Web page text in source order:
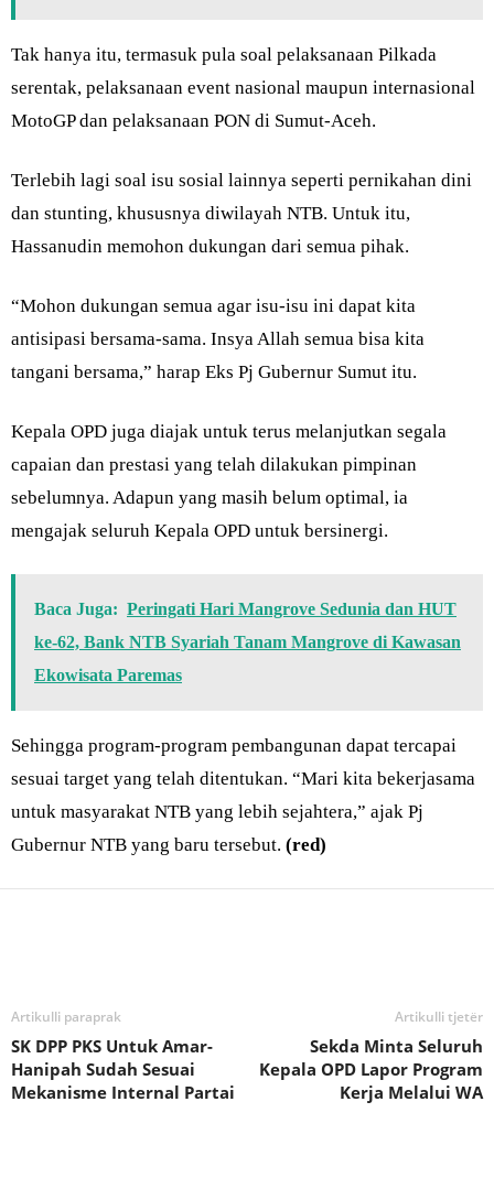
Tak hanya itu, termasuk pula soal pelaksanaan Pilkada
serentak, pelaksanaan event nasional maupun internasional
MotoGP dan pelaksanaan PON di Sumut-Aceh.
Terlebih lagi soal isu sosial lainnya seperti pernikahan dini
dan stunting, khususnya diwilayah NTB. Untuk itu,
Hassanudin memohon dukungan dari semua pihak.
“Mohon dukungan semua agar isu-isu ini dapat kita
antisipasi bersama-sama. Insya Allah semua bisa kita
tangani bersama,” harap Eks Pj Gubernur Sumut itu.
Kepala OPD juga diajak untuk terus melanjutkan segala
capaian dan prestasi yang telah dilakukan pimpinan
sebelumnya. Adapun yang masih belum optimal, ia
mengajak seluruh Kepala OPD untuk bersinergi.
Baca Juga: Peringati Hari Mangrove Sedunia dan HUT
ke-62, Bank NTB Syariah Tanam Mangrove di Kawasan
Ekowisata Paremas
Sehingga program-program pembangunan dapat tercapai
sesuai target yang telah ditentukan. “Mari kita bekerjasama
untuk masyarakat NTB yang lebih sejahtera,” ajak Pj
Gubernur NTB yang baru tersebut. (red)
Artikulli paraprak
SK DPP PKS Untuk Amar-
Hanipah Sudah Sesuai
Mekanisme Internal Partai
Artikulli tjetër
Sekda Minta Seluruh
Kepala OPD Lapor Program
Kerja Melalui WA